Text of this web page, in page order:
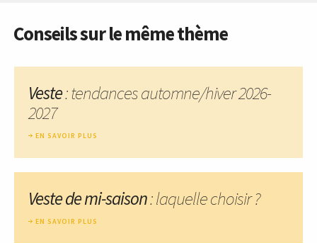
Conseils sur le même thème
Veste: tendances automne/hiver 2026-
2027
EN SAVOIR PLUS
Veste de mi-saison: laquelle choisir ?
EN SAVOIR PLUS